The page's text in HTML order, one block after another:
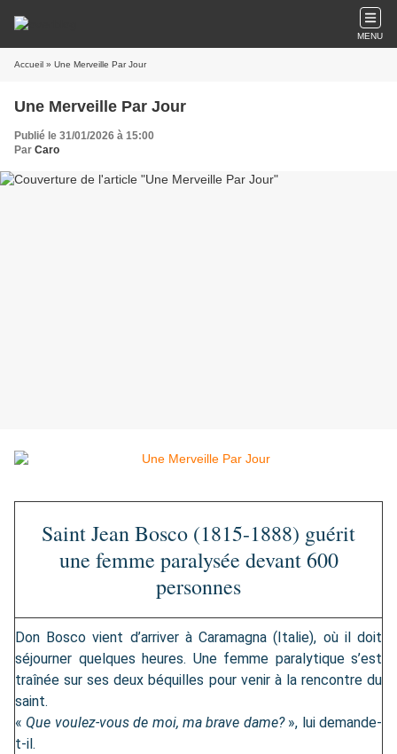
MENU
Accueil » Une Merveille Par Jour
Une Merveille Par Jour
Publié le 31/01/2026 à 15:00
Par Caro
Saint Jean Bosco (1815-1888) guérit
une femme paralysée devant 600
personnes
Don Bosco vient d’arriver à Caramagna (Italie), où il doit
séjourner quelques heures. Une femme paralytique s’est
traînée sur ses deux béquilles pour venir à la rencontre du
saint.
« Que voulez-vous de moi, ma brave dame?», lui demande-
t-il.